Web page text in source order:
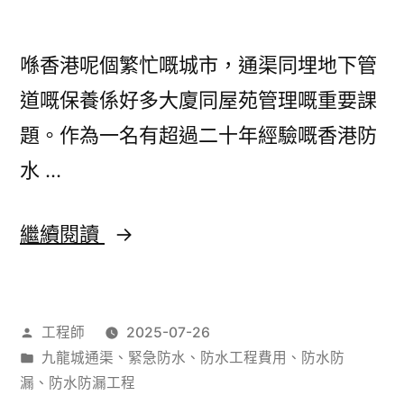
用
酵
素
喺香港呢個繁忙嘅城市，通渠同埋地下管
道嘅保養係好多大廈同屋苑管理嘅重要課
題。作為一名有超過二十年經驗嘅香港防
水 …
繼續閱讀
香
渠
秘
作
者：
工程師
2025-07-26
分
類：
九龍城通渠 、 緊急防水 、 防水工程費用 、 防水防
漏 、 防水防漏工程